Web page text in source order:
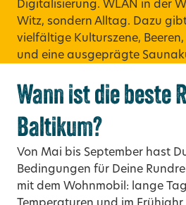
Digitalisierung. WLAN in der
Witz, sondern Alltag. Dazu
vielfältige Kulturszene,
und eine ausgeprägte
Wann ist die beste
Baltikum?
Von Mai bis September hast
Bedingungen für Deine
mit dem Wohnmobil: lange